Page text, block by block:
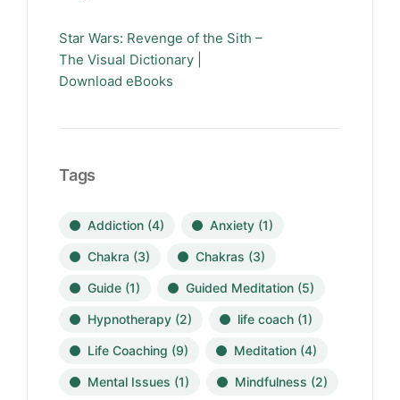
Star Wars: Revenge of the Sith –
The Visual Dictionary |
Download eBooks
Tags
Addiction (4) Anxiety (1)
Chakra (3) Chakras (3)
Guide (1) Guided Meditation (5)
Hypnotherapy (2) life coach (1)
Life Coaching (9) Meditation (4)
Mental Issues (1) Mindfulness (2)